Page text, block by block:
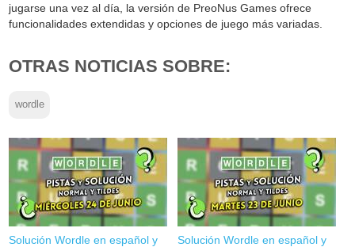
jugarse una vez al día, la versión de PreoNus Games ofrece
funcionalidades extendidas y opciones de juego más variadas.
OTRAS NOTICIAS SOBRE:
wordle
Solución Wordle en español y
Solución Wordle en español y